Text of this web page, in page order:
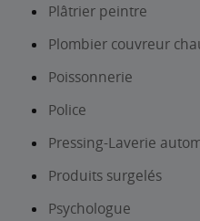
Plâtrier peintre
Plombier couvreur
Poissonnerie
Police
Pressing-Laverie
Produits surgelés
Psychologue